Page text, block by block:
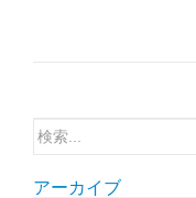
検
アーカイブ